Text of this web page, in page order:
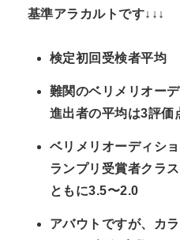
基準アラカルトです↓↓↓
検定初回受検者平均
難関のベリメリオー
進出者の平均は3評価
ベリメリオーディシ
ランプリ受賞者クラ
ともに3.5〜2.0
アバウトですが、カ